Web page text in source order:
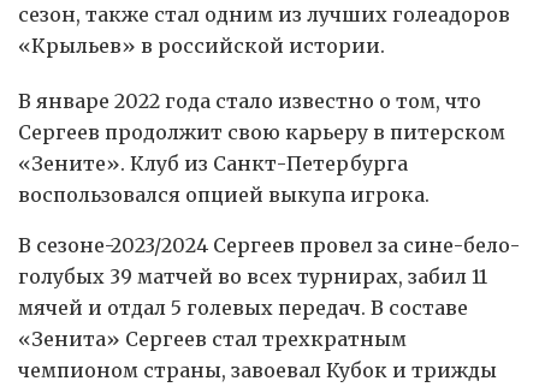
сезон, также стал одним из лучших голеадоров
«Крыльев» в российской истории.
В январе 2022 года стало известно о том, что
Сергеев продолжит свою карьеру в питерском
«Зените». Клуб из Санкт-Петербурга
воспользовался опцией выкупа игрока.
В сезоне-2023/2024 Сергеев провел за сине-бело-
голубых 39 матчей во всех турнирах, забил 11
мячей и отдал 5 голевых передач. В составе
«Зенита» Сергеев стал трехкратным
чемпионом страны, завоевал Кубок и трижды